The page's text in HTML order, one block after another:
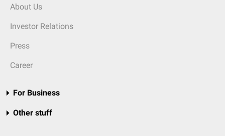
About Us
Investor Relations
Press
Career
For Business
Other stuff